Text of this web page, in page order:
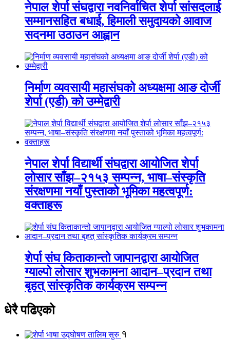
नेपाल शेर्पा संघद्वारा नवनिर्वाचित शेर्पा सांसदलाई
सम्मानसहित बधाई, हिमाली समुदायको आवाज
सदनमा उठाउन आह्वान
निर्माण व्यवसायी महासंघको अध्यक्षमा आङ दोर्जी
शेर्पा (एडी) को उम्मेद्वारी
नेपाल शेर्पा विद्यार्थी संघद्वारा आयोजित शेर्पा
लोसार साँझ–२१५३ सम्पन्न, भाषा–संस्कृति
संरक्षणमा नयाँ पुस्ताको भूमिका महत्वपूर्ण:
वक्ताहरू
शेर्पा संघ किताकान्तो जापानद्वारा आयोजित
ग्याल्पो लोसार शुभकामना आदान–प्रदान तथा
बृहत् सांस्कृतिक कार्यक्रम सम्पन्न
धेरै पढिएको
१